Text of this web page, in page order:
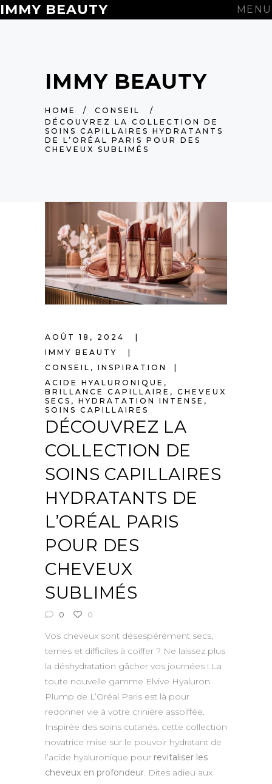
IMMY BEAUTY MENU
IMMY BEAUTY
HOME / CONSEIL
/
DÉCOUVREZ LA COLLECTION DE
SOINS CAPILLAIRES HYDRATANTS
DE L’ORÉAL PARIS POUR DES
CHEVEUX SUBLIMÉS
AOÛT 18, 2024
IMMY BEAUTY
CONSEIL , INSPIRATION
ACIDE HYALURONIQUE ,
BRILLANCE CAPILLAIRE , CHEVEUX
SECS , HYDRATATION INTENSE ,
SOINS CAPILLAIRES
DÉCOUVREZ LA
COLLECTION DE
SOINS CAPILLAIRES
HYDRATANTS DE
L’ORÉAL PARIS
POUR DES
CHEVEUX
SUBLIMÉS
0 0
Vos cheveux sont désespérément secs,
ternes et difficiles à coiffer ? Ne laissez plus
la déshydratation gâcher vos journées ! La
toute nouvelle gamme Elvive Hyaluron
Plump de L’Oréal Paris est là pour
redonner vie à votre crinière assoiffée.
Inspirée des soins cutanés, cette collection
novatrice mise sur le pouvoir hydratant de
l’acide hyaluronique pour revitaliser les
cheveux en profondeur. Dites adieu aux